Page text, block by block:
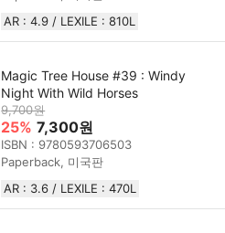
AR : 4.9 / LEXILE : 810L
Magic Tree House #39 : Windy
Night With Wild Horses
9,700원
25% 7,300원
ISBN : 9780593706503
Paperback, 미국판
AR : 3.6 / LEXILE : 470L